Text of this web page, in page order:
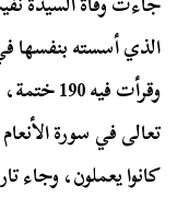
الذي أسسته بنفسها
وقرأت
تعالى في سورة
كانوا يعملون، وجاء تاريخ